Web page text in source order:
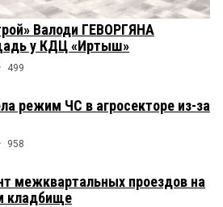
Валоди ГЕВОРГЯНА
у КДЦ «Иртыш»
499
режим ЧС в агросекторе из-за
958
межквартальных проездов на
кладбище